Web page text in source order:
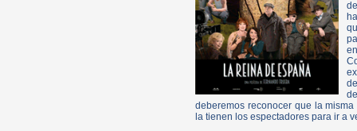
deberemos reconocer que la
la tienen los espectadores para ir a